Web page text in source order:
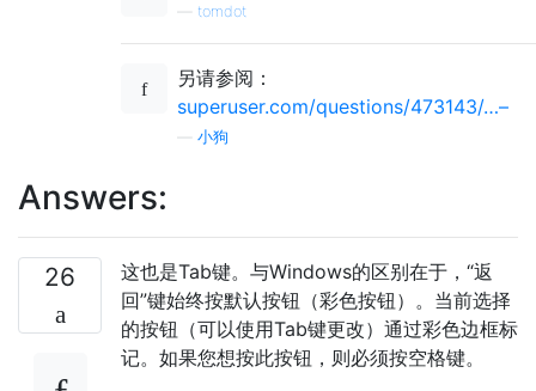
tomdot
另请参阅：
superuser.com/questions/473143/…–
小狗
Answers:
26
这也是Tab键。与Windows的区别在于，“返
回”键始终按默认按钮（彩色按钮）。当前选择
的按钮（可以使用Tab键更改）通过彩色边框标
记。如果您想按此按钮，则必须按空格键。